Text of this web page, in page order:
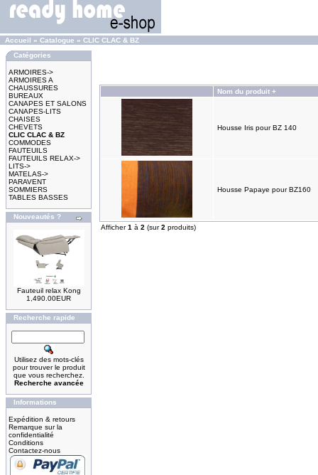
Accueil » Catalogue » CLIC CLAC & BZ
Catégories
ARMOIRES->
ARMOIRES A
CHAUSSURES
BUREAUX
CANAPES ET SALONS
CANAPES-LITS
CHAISES
CHEVETS
CLIC CLAC & BZ
COMMODES
FAUTEUILS
FAUTEUILS RELAX->
LITS->
MATELAS->
PARAVENT
SOMMIERS
TABLES BASSES
Nouveautés ?
Fauteuil relax Kong
1,490.00EUR
Recherche rapide
Utilisez des mots-clés
pour trouver le produit
que vous recherchez.
Recherche avancée
Informations
Expédition & retours
Remarque sur la
confidentialité
Conditions
Contactez-nous
Nom du produit +
Housse Iris pour BZ 140
Housse Papaye pour BZ160
Afficher1 à 2 (sur2 produits)